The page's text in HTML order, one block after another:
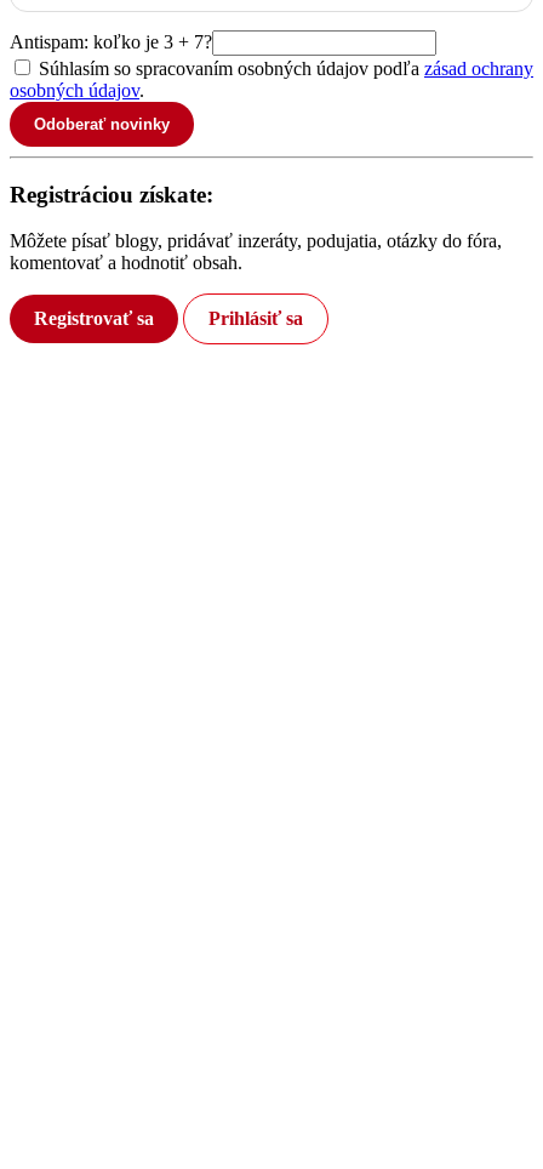
Antispam: koľko je 3 + 7?
Súhlasím so spracovaním osobných údajov podľa zásad ochrany
osobných údajov.
Odoberať novinky
Registráciou získate:
Môžete písať blogy, pridávať inzeráty, podujatia, otázky do fóra,
komentovať a hodnotiť obsah.
Registrovať sa Prihlásiť sa